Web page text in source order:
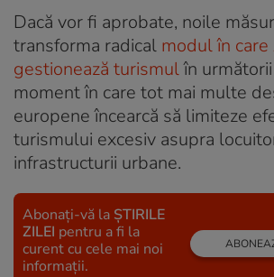
Dacă vor fi aprobate, noile
transforma radical modul în
gestionează turismulîn
moment în care tot mai multe
europene încearcă să limiteze
turismului excesiv asupra
infrastructurii urbane.
Abonați-vă la ȘTIRILE
ZILEI pentru a fi la
curent cu cele mai noi
informații.